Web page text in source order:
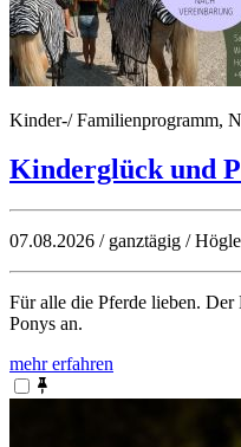
Kinder-/ Familienprogramm,
Kinderglück und
07.08.2026 / ganztägig /
Für alle die Pferde lieben.
Ponys an.
mehr erfahren